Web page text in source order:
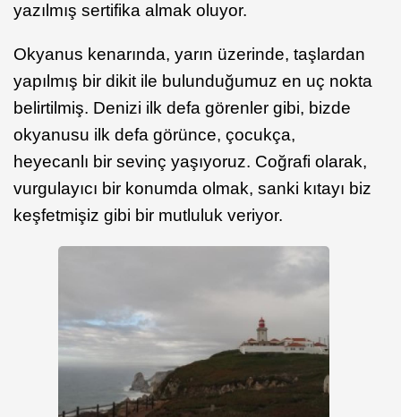
yazılmış sertifika almak oluyor.
Okyanus kenarında, yarın üzerinde, taşlardan
yapılmış bir dikit ile bulunduğumuz en uç nokta
belirtilmiş. Denizi ilk defa görenler gibi, bizde
okyanusu ilk defa görünce, çocukça,
heyecanlı bir sevinç yaşıyoruz. Coğrafi olarak,
vurgulayıcı bir konumda olmak, sanki kıtayı biz
keşfetmişiz gibi bir mutluluk veriyor.